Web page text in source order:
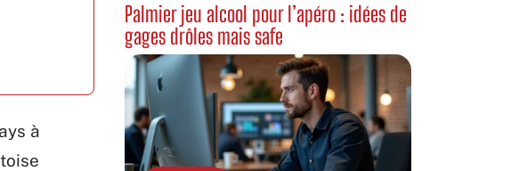
à
Palmier jeu alcool pour l’apéro : idées de
gages drôles mais safe